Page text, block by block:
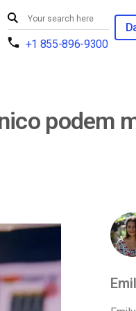
+1 855-896-9300
podem